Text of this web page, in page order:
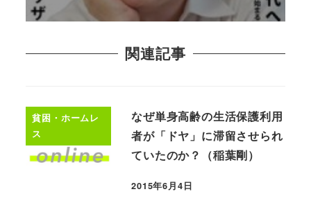
関連記事
貧困・ホームレ
ス
なぜ単身高齢の生活保護利用
者が「ドヤ」に滞留させられ
ていたのか？（稲葉剛）
2015年6月4日